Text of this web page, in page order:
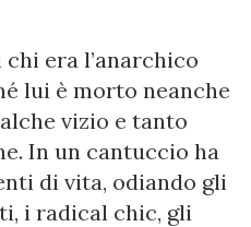
era l’anarchico
lui è morto neanche
vizio e tanto
In un cantuccio ha
di vita, odiando gli
i radical chic, gli